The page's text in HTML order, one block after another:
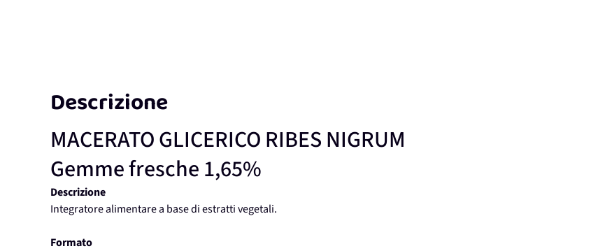
Descrizione
MACERATO GLICERICO RIBES NIGRUM
Gemme fresche 1,65%
Descrizione
Integratore alimentare a base di estratti vegetali.
Formato